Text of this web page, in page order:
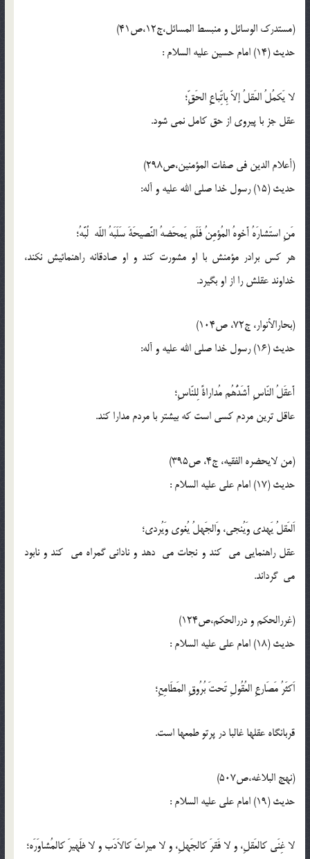
(مستدرک الوسائل و منبسط المسائل،ج12،ص41)
حدیث (14) امام حسين عليه السلام :
لا يَكمُلُ العَقلُ إلاّ بِاتِّباعِ الحَقِّ؛
عقل جز با پيروى از حق كامل نمى شود.
(أعلام الدین فی صفات المؤمنین،ص298)
حدیث (15) رسول خدا صلی الله علیه و آله:
مَنِ استَشارَهُ أَخوهُ المُؤمِنُ فَلَم يَمحَضهُ النَّصيحَةَ سَلَبَهُ اللّه لُبَّهُ؛
هر كس برادر مؤمنش با او مشورت كند و او صادقانه راهنمائيش نكند،
خداوند عقلش را از او بگيرد.
(بحارالأنوار، ج72، ص104)
حدیث (16) رسول خدا صلی الله علیه و آله:
أَعقَلُ النّاسِ أَشَدُّهُم مُداراةً لِلنّاسِ؛
عاقل ترين مردم كسى است كه بيشتر با مردم مدارا كند.
(من لايحضره الفقيه، ج4، ص395)
حدیث (17) امام على عليه السلام :
اَلعَقلُ يَهدى وَيُنجى، وَالجَهلُ يُغوى وَيُردى؛
عقل راهنمايى مى كند و نجات مى دهد و نادانى گمراه مى كند و نابود
مى گرداند.
(غررالحکم و دررالحکم،ص124)
حدیث (18) امام على عليه السلام :
اَکثَرُ مَصَارعِ‌ العُقُولِ تَحتَ بُرُوقِ المَطَامِعِ؛
قربانگاه عقلها غالبا در پرتو طمعها است.
(نهج البلاغه،ص507)
حدیث (19) امام على عليه السلام :
لا غِنَی کالعَقلِ، و لا فَقرَ کالجَهلِ، و لا میراثَ کالاَدَب و لا ظَهیرَ کالمُشاوَرَه؛